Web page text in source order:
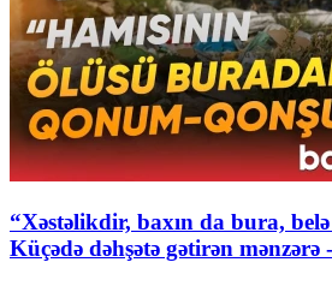
“Xəstəlikdir, baxın da bura,
Küçədə dəhşətə gətirən